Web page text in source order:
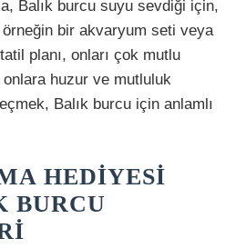
Balık burcu suyu sevdiği için,
örneğin bir akvaryum seti veya
planı, onları çok mutlu
onlara huzur ve mutluluk
Balık burcu için anlamlı
HEDIYESI
BURCU